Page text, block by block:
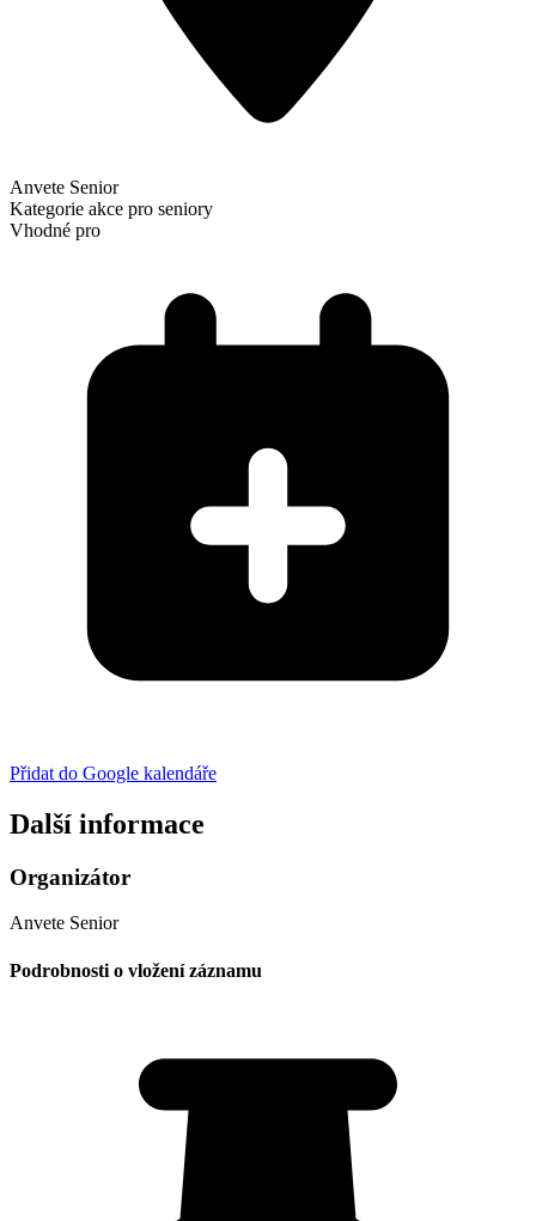
Anvete Senior
Kategorie akce pro seniory
Vhodné pro
Přidat do Google kalendáře
Další informace
Organizátor
Anvete Senior
Podrobnosti o vložení záznamu